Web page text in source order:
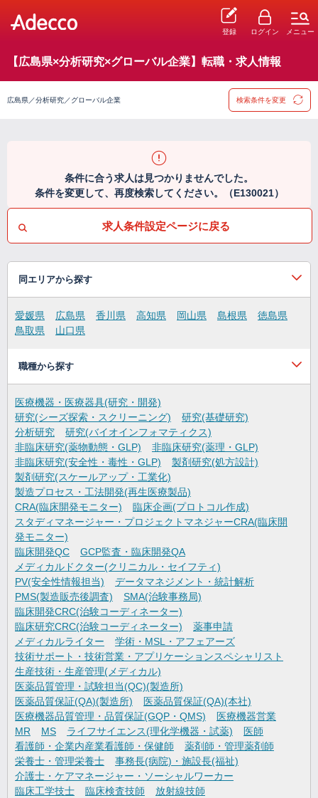
登録 ログイン メニュー
【広島県×分析研究×グローバル企業】転職・求人情報
広島県／分析研究／グローバル企業 検索条件を変更
条件に合う求人は見つかりませんでした。
条件を変更して、再度検索してください。（E130021）
求人条件設定ページに戻る
同エリアから探す
愛媛県 広島県 香川県 高知県 岡山県 島根県
徳島県
鳥取県
山口県
職種から探す
医療機器・医療器具(研究・開発)
研究(シーズ探索・スクリーニング)
研究(基礎研究)
分析研究
研究(バイオインフォマティクス)
非臨床研究(薬物動態・GLP)
非臨床研究(薬理・GLP)
非臨床研究(安全性・毒性・GLP)
製剤研究(処方設計)
製剤研究(スケールアップ・工業化)
製造プロセス・工法開発(再生医療製品)
CRA(臨床開発モニター)
臨床企画(プロトコル作成)
スタディマネージャー・プロジェクトマネジャーCRA(臨床開
発モニター)
臨床開発QC
GCP監査・臨床開発QA
メディカルドクター(クリニカル・セイフティ)
PV(安全性情報担当)
データマネジメント・統計解析
PMS(製造販売後調査)
SMA(治験事務局)
臨床開発CRC(治験コーディネーター)
臨床研究CRC(治験コーディネーター)
薬事申請
メディカルライター
学術・MSL・アフェアーズ
技術サポート・技術営業・アプリケーションスペシャリスト
生産技術・生産管理(メディカル)
医薬品質管理・試験担当(QC)(製造所)
医薬品質保証(QA)(製造所)
医薬品質保証(QA)(本社)
医療機器品質管理・品質保証(GQP・QMS)
医療機器営業
MR
MS ライフサイエンス(理化学機器・試薬)
医師
看護師・企業内産業看護師・保健師
薬剤師・管理薬剤師
栄養士・管理栄養士
事務長(病院)・施設長(福祉)
介護士・ケアマネージャー・ソーシャルワーカー
臨床工学技士
臨床検査技師
放射線技師